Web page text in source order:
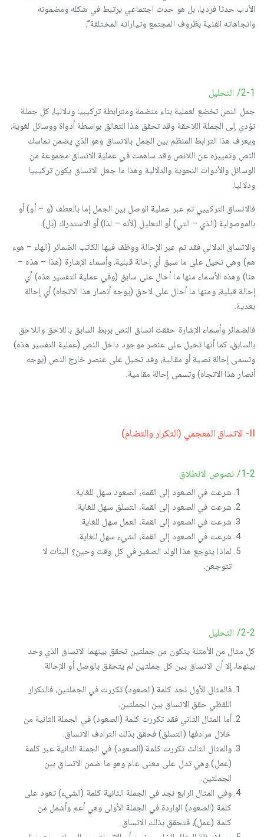
الأدب حدثا فرديا، بل هو حدث اجتماعي يرتبط في شكله ومضمونه
واتجاهاته الفنية بظروف المجتمع وتياراته المختلفة”.
2-1/ التحليل
جمل النص تخضع لعملية بناء منضمة ومترابطة تركيبيا ودلاليا، كل جملة
تؤدي إلى الجملة اللاحقة وقد تحقق هذا التعالق بواسطة أدواة ووسائل لغوية،
ويعرف هذا الترابط المنظم بين الجمل بالاتساق وهو الذي يضمن تماسك
النص وتمييزه عن اللانص وقد ساهمت في عملية الاتساق مجموعة من
الوسائل والأدوات النحوية والدلالية وهذا ما جعل الاتساق يكون تركيبيا
ودلاليا.
فالاتساق التركيبي تم عبر عملية الوصل بين الجمل إما بالعطف (و – أو) أو
بالموصولية (الذي – التي) أو التعليل (لأنه – لذا) أو الاستدراك (بل).
والاتساق الدلالي فقد تم عبر الإحالة ووظف فيها الكاتب الضمائر (الهاء – هوء
هم) وهي تحيل على ما سبق أي إحالة قبلية، وأسماء الإشارة (هذا – هذه –
هنا) وهذه الأسماء منها ما أحال على سابق (وفي عملية التفسير هذه) أي
إحالة قبلية، ومنها ما أحال على لاحق (يوجه أنصار هذا الاتجاه) أي إحالة
بعدية.
فالضمائر وأسماء الإشارة حققت اتساق النص بربط السابق باللاحق واللاحق
بالسابق، كما أنها تحيل على عنصر موجود داخل النص (عملية التفسير هذه)
وتسمى إحالة نصية أو مقالية، وقد تحيل على عنصر خارج النص (يوجه
أنصار هذا الاتجاه) وتسمى إحالة مقامية.
II- الاتساق المعجمي (التكرار والتضام)
1-2/ نصوص الانطلاق
شرعت في الصعود إلى القمة، الصعود سهل للغاية.
شرعت في الصعود إلى القمة، التسلق سهل للغاية.
شرعت في الصعود إلى القمة، العمل سهل للغاية.
شرعت في الصعود إلى القمة، الشيء سهل للغاية.
لماذا يتوجع هذا الولد الصغير في كل وقت وحين؟ البنات لا
تتوجعن.
2-2/ التحليل
كل مثال من الأمثلة يتكون من جملتين تحقق بينهما الاتساق الذي وحد
بينهما، إلا أن الاتساق بين كل جملتين لم يتحقق بالوصل أو الإحالة.
فالمثال الأول نجد كلمة (الصعود) تكررت في الجملتين، فالتكرار
اللفظي حقق الاتساق بين الجملتين.
أما المثال الثاني فقد تكررت كلمة (الصعود) في الجملة الثانية من
خلال مرادفها (التسلق) فحقق بذلك الترادف الاتساق.
والمثال الثالث تكررت كلمة (الصعود) في الجملة الثانية عبر كلمة
(عمل) وهي تدل على معنى عام وهو ما ضمن الاتساق بين
الجملتين.
وفي المثال الرابع نجد في الجملة الثانية كلمة (الشيء) تعود على
كلمة (الصعود) الواردة في الجملة الأولى وهي أعم وأشمل من
كلمة (عمل)، فتحقق بذلك الاتساق.